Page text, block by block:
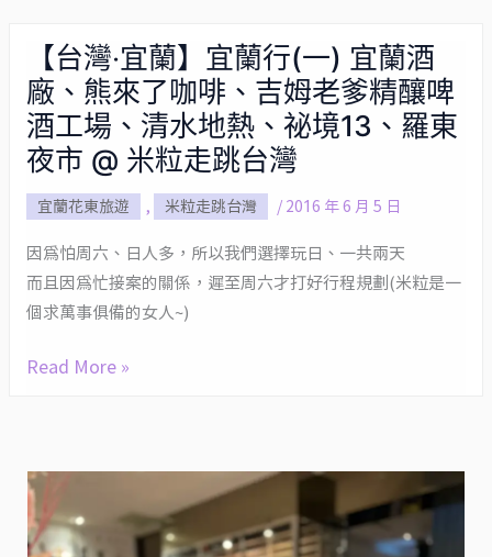
風
又
峇
里
島
的
宜
民
粒
哪
【台灣‧宜蘭】宜蘭行(一) 宜蘭酒
廠、熊來了咖啡、吉姆老爹精釀啤
酒工場、清水地熱、祕境13、羅東
夜市 @ 米粒走跳台灣
宜蘭花東旅遊 , 米粒走跳台灣 / 2016 年 6 月 5 日
因為怕周六、日人多，所以我們選擇玩日、一共兩天
而且因為忙接案的關係，遲至周六才打好行程規劃(米粒是一
個求萬事俱備的女人~)
【台
灣‧
宜
蘭】
宜
蘭
宜
酒
了
咖
啡、
Read More »